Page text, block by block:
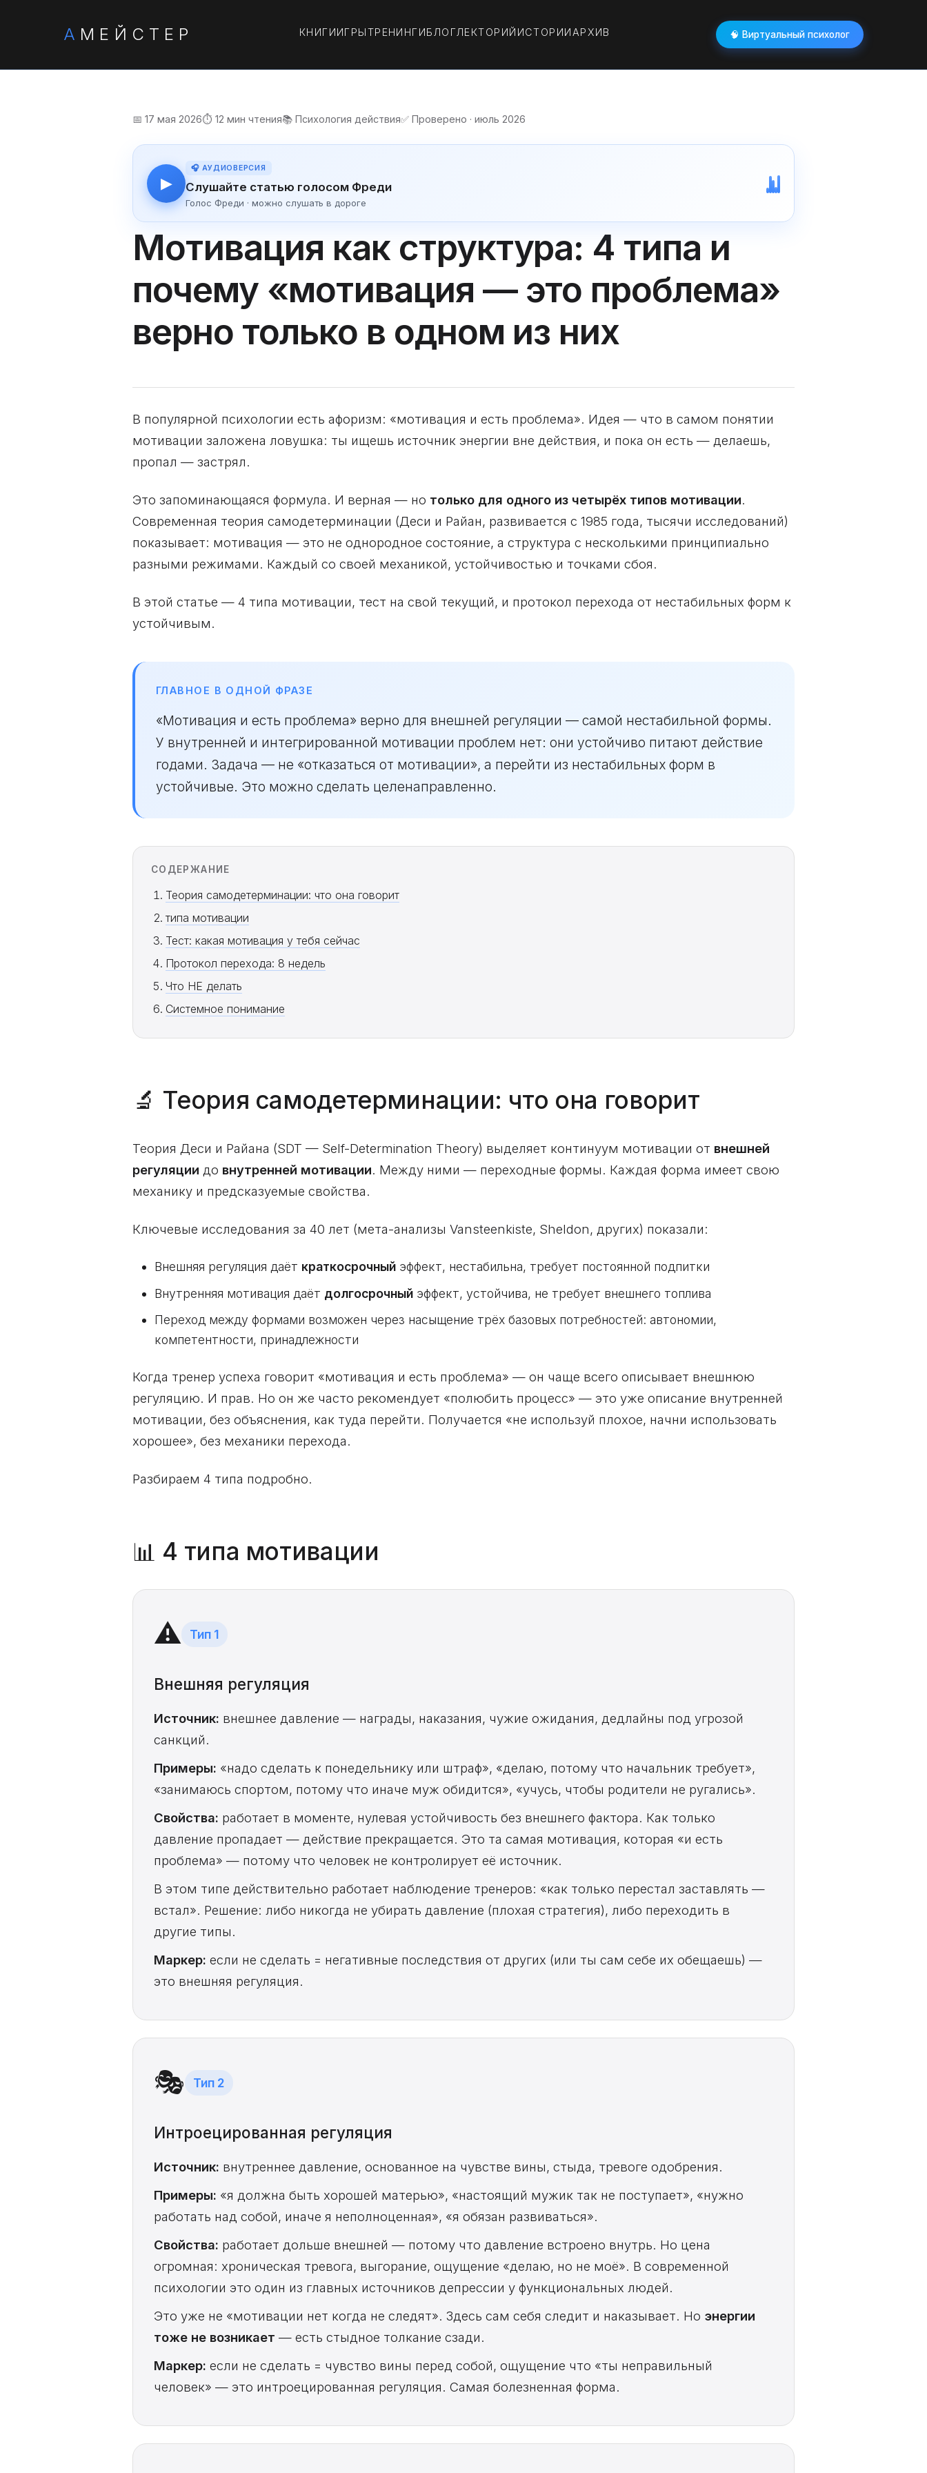
А МЕЙСТЕР КНИГИИГРЫТРЕНИНГИБЛОГЛЕКТОРИЙ ИСТОРИИ АРХИВ 🧠 Виртуальный психолог
📅 17 мая 2026⏱️ 12 мин чтения📚 Психология действия✅ Проверено · июль 2026
▶
🎧 АУДИОВЕРСИЯ
Слушайте статью голосом Фреди
Голос Фреди · можно слушать в дороге
Мотивация как структура: 4 типа и
почему «мотивация — это проблема»
верно только в одном из них
В популярной психологии есть афоризм: «мотивация и есть проблема». Идея — что в самом понятии
мотивации заложена ловушка: ты ищешь источник энергии вне действия, и пока он есть — делаешь,
пропал — застрял.
Это запоминающаяся формула. И верная — но только для одного из четырёх типов мотивации.
Современная теория самодетерминации (Деси и Райан, развивается с 1985 года, тысячи исследований)
показывает: мотивация — это не однородное состояние, а структура с несколькими принципиально
разными режимами. Каждый со своей механикой, устойчивостью и точками сбоя.
В этой статье — 4 типа мотивации, тест на свой текущий, и протокол перехода от нестабильных форм к
устойчивым.
ГЛАВНОЕ В ОДНОЙ ФРАЗЕ
«Мотивация и есть проблема» верно для внешней регуляции — самой нестабильной формы.
У внутренней и интегрированной мотивации проблем нет: они устойчиво питают действие
годами. Задача — не «отказаться от мотивации», а перейти из нестабильных форм в
устойчивые. Это можно сделать целенаправленно.
СОДЕРЖАНИЕ
Теория самодетерминации: что она говорит
типа мотивации
Тест: какая мотивация у тебя сейчас
Протокол перехода: 8 недель
Что НЕ делать
Системное понимание
🔬 Теория самодетерминации: что она говорит
Теория Деси и Райана (SDT — Self-Determination Theory) выделяет континуум мотивации от внешней
регуляции до внутренней мотивации. Между ними — переходные формы. Каждая форма имеет свою
механику и предсказуемые свойства.
Ключевые исследования за 40 лет (мета-анализы Vansteenkiste, Sheldon, других) показали:
Внешняя регуляция даёт краткосрочный эффект, нестабильна, требует постоянной подпитки
Внутренняя мотивация даёт долгосрочный эффект, устойчива, не требует внешнего топлива
Переход между формами возможен через насыщение трёх базовых потребностей: автономии,
компетентности, принадлежности
Когда тренер успеха говорит «мотивация и есть проблема» — он чаще всего описывает внешнюю
регуляцию. И прав. Но он же часто рекомендует «полюбить процесс» — это уже описание внутренней
мотивации, без объяснения, как туда перейти. Получается «не используй плохое, начни использовать
хорошее», без механики перехода.
Разбираем 4 типа подробно.
📊 4 типа мотивации
⚠️ Тип 1
Внешняя регуляция
Источник: внешнее давление — награды, наказания, чужие ожидания, дедлайны под угрозой
санкций.
Примеры: «надо сделать к понедельнику или штраф», «делаю, потому что начальник требует»,
«занимаюсь спортом, потому что иначе муж обидится», «учусь, чтобы родители не ругались».
Свойства: работает в моменте, нулевая устойчивость без внешнего фактора. Как только
давление пропадает — действие прекращается. Это та самая мотивация, которая «и есть
проблема» — потому что человек не контролирует её источник.
В этом типе действительно работает наблюдение тренеров: «как только перестал заставлять —
встал». Решение: либо никогда не убирать давление (плохая стратегия), либо переходить в
другие типы.
Маркер: если не сделать = негативные последствия от других (или ты сам себе их обещаешь) —
это внешняя регуляция.
🎭 Тип 2
Интроецированная регуляция
Источник: внутреннее давление, основанное на чувстве вины, стыда, тревоге одобрения.
Примеры: «я должна быть хорошей матерью», «настоящий мужик так не поступает», «нужно
работать над собой, иначе я неполноценная», «я обязан развиваться».
Свойства: работает дольше внешней — потому что давление встроено внутрь. Но цена
огромная: хроническая тревога, выгорание, ощущение «делаю, но не моё». В современной
психологии это один из главных источников депрессии у функциональных людей.
Это уже не «мотивации нет когда не следят». Здесь сам себя следит и наказывает. Но энергии
тоже не возникает — есть стыдное толкание сзади.
Маркер: если не сделать = чувство вины перед собой, ощущение что «ты неправильный
человек» — это интроецированная регуляция. Самая болезненная форма.